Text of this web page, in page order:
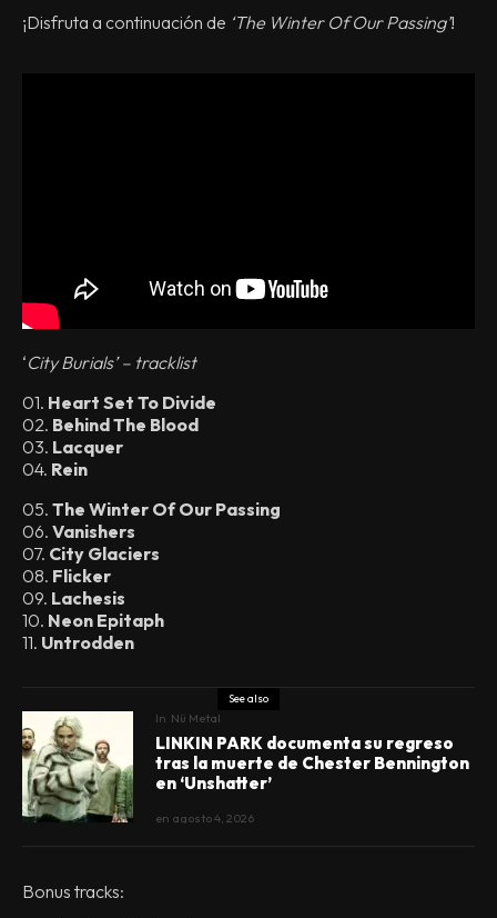
¡Disfruta a continuación de ‘The Winter Of Our Passing’!
‘City Burials’ – tracklist
01. Heart Set To Divide
02. Behind The Blood
03. Lacquer
04. Rein
05. The Winter Of Our Passing
06. Vanishers
07. City Glaciers
08. Flicker
09. Lachesis
10. Neon Epitaph
11. Untrodden
See also
In Nü Metal
LINKIN PARK documenta su regreso
tras la muerte de Chester Bennington
en ‘Unshatter’
en agosto 4, 2026
Bonus tracks: